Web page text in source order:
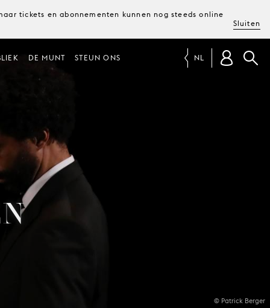
tickets en abonnementen kunnen nog steeds online
Sluiten
DE MUNT STEUN ONS NL
© Patrick Berger